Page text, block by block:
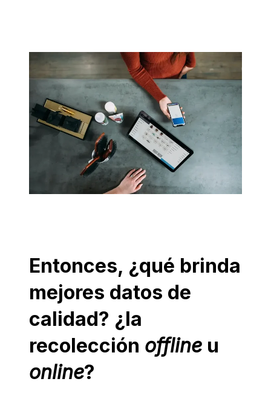
Entonces, ¿qué brinda
mejores datos de
calidad? ¿la
recolección offline u
online?